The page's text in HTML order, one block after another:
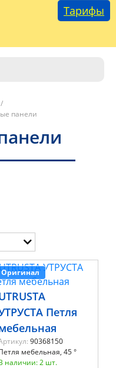
Тарифы
/
панели
Оригинал
Петля
90368150
мебельная, 45 °
наличии: 2 шт.